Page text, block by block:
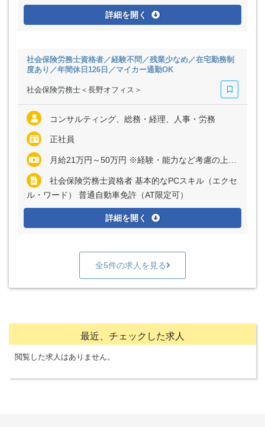
詳細を開く
社会保険労務士資格者／経験不問／残業少なめ／在宅勤務制
度あり／年間休日126日／マイカー通勤OK
社会保険労務士＜長野オフィス＞
コンサルティング、総務・経理、人事・労務
正社員
月給21万円～50万円 ※経験・能力など考慮の上、決定いたします ※残業代は全額支給
社会保険労務士資格者 基本的なPCスキル（エクセ
ル・ワード） 普通自動車免許（AT限定可）
詳細を開く
全5件の求人を見る
最近、チェックした求人
閲覧した求人はありません。